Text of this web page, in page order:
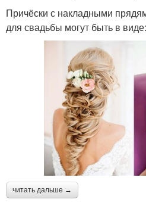
Причёски с накладными
для свадьбы могут быть в виде:
читать дальше →